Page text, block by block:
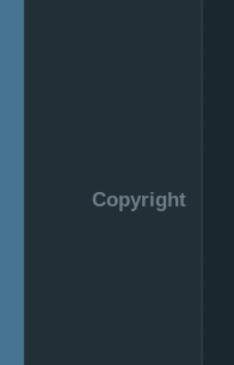
Copyright